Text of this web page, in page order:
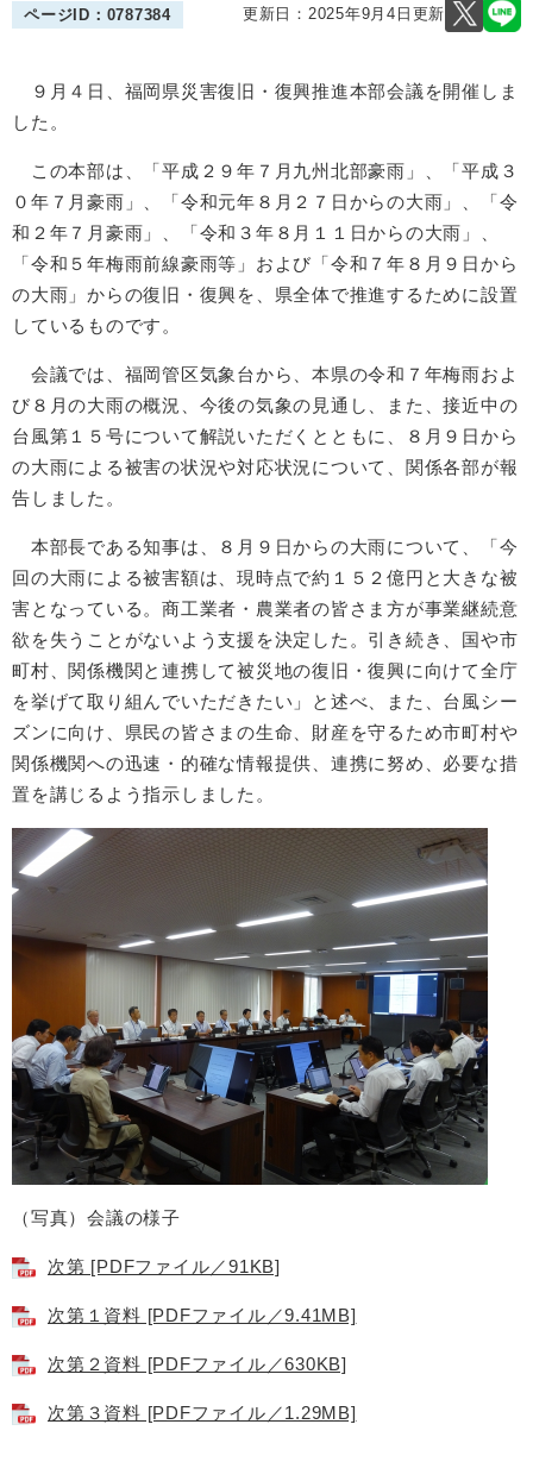
ページID：0787384 更新日：2025年9月4日更新
９月４日、福岡県災害復旧・復興推進本部会議を開催しま
した。
この本部は、「平成２９年７月九州北部豪雨」、「平成３
０年７月豪雨」、「令和元年８月２７日からの大雨」、「令
和２年７月豪雨」、「令和３年８月１１日からの大雨」、
「令和５年梅雨前線豪雨等」および「令和７年８月９日から
の大雨」からの復旧・復興を、県全体で推進するために設置
しているものです。
会議では、福岡管区気象台から、本県の令和７年梅雨およ
び８月の大雨の概況、今後の気象の見通し、また、接近中の
台風第１５号について解説いただくとともに、８月９日から
の大雨による被害の状況や対応状況について、関係各部が報
告しました。
本部長である知事は、８月９日からの大雨について、「今
回の大雨による被害額は、現時点で約１５２億円と大きな被
害となっている。商工業者・農業者の皆さま方が事業継続意
欲を失うことがないよう支援を決定した。引き続き、国や市
町村、関係機関と連携して被災地の復旧・復興に向けて全庁
を挙げて取り組んでいただきたい」と述べ、また、台風シー
ズンに向け、県民の皆さまの生命、財産を守るため市町村や
関係機関への迅速・的確な情報提供、連携に努め、必要な措
置を講じるよう指示しました。
（写真）会議の様子
次第 [PDFファイル／91KB]
次第１資料 [PDFファイル／9.41MB]
次第２資料 [PDFファイル／630KB]
次第３資料 [PDFファイル／1.29MB]